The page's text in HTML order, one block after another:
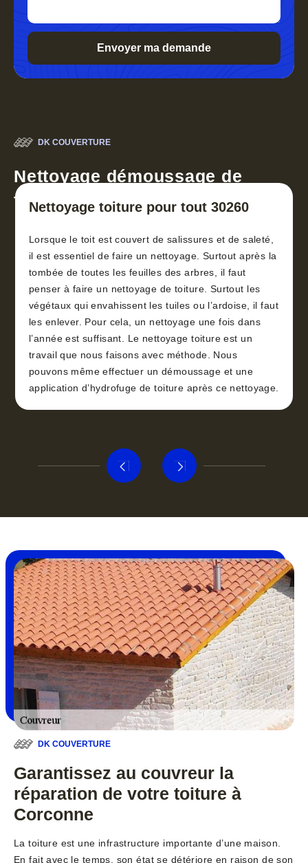
DK COUVERTURE
Nettoyage démoussage de
toiture 30
Nettoyage toiture pour tout 30260
Lorsque le toit est couvert de salissures et de saleté,
il est essentiel de faire un nettoyage. Surtout après la
tombée de toutes les feuilles des arbres, il faut
penser à faire un nettoyage de toiture. Surtout les
végétaux qui envahissent les tuiles ou l’ardoise, il faut
les enlever. Pour cela, un nettoyage une fois dans
l’année est suffisant. Le nettoyage toiture est un
travail que nous faisons avec méthode. Nous
pouvons même effectuer un démoussage et une
application d’hydrofuge de toiture après ce nettoyage.
DK COUVERTURE
Garantissez au couvreur la
réparation de votre toiture à
Corconne
La toiture est une infrastructure importante d’une maison.
En fait avec le temps, son état se détériore en raison de son